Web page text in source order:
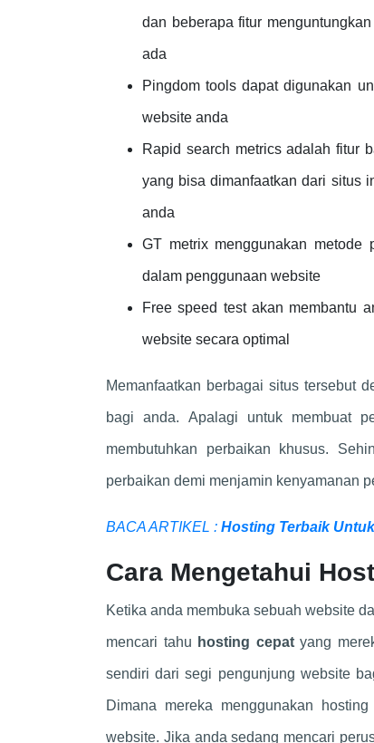
dan beberapa fitur
ada
Pingdom tools dapat digunakan
website anda
Rapid search metrics adalah fitur
yang bisa dimanfaatkan dari situs
anda
GT metrix menggunakan metode
dalam penggunaan website
Free speed test akan membantu
website secara optimal
Memanfaatkan berbagai situs tersebut
bagi anda. Apalagi untuk membuat
membutuhkan perbaikan khusus.
perbaikan demi menjamin kenyamanan
BACA ARTIKEL : Hosting Terbaik
Cara Mengetahui
Ketika anda membuka sebuah website
mencari tahu hosting cepatyang
sendiri dari segi pengunjung website
Dimana mereka menggunakan
website. Jika anda sedang mencari